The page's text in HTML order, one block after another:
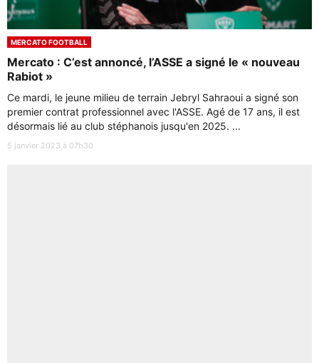
MERCATO FOOTBALL
Mercato : C’est annoncé, l’ASSE a signé le « nouveau
Rabiot »
Ce mardi, le jeune milieu de terrain Jebryl Sahraoui a signé son
premier contrat professionnel avec l'ASSE. Agé de 17 ans, il est
désormais lié au club stéphanois jusqu'en 2025. ...
5 janvier 2023 à 07h30